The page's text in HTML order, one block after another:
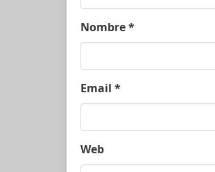
Nombre*
Email *
Web